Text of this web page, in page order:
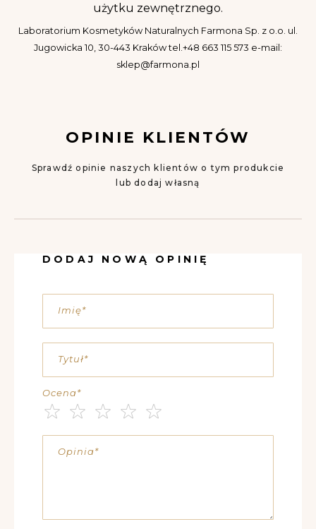
użytku zewnętrznego.
Laboratorium Kosmetyków Naturalnych Farmona Sp. z o.o. ul.
Jugowicka 10, 30-443 Krakówtel.+48 663 115 573 e-mail:
sklep@farmona.pl
OPINIE KLIENTÓW
Sprawdź opinie naszych klientów o tym produkcie
lub dodaj własną
DODAJ NOWĄ OPINIĘ
Imię
Tytuł
Ocena
Opinia